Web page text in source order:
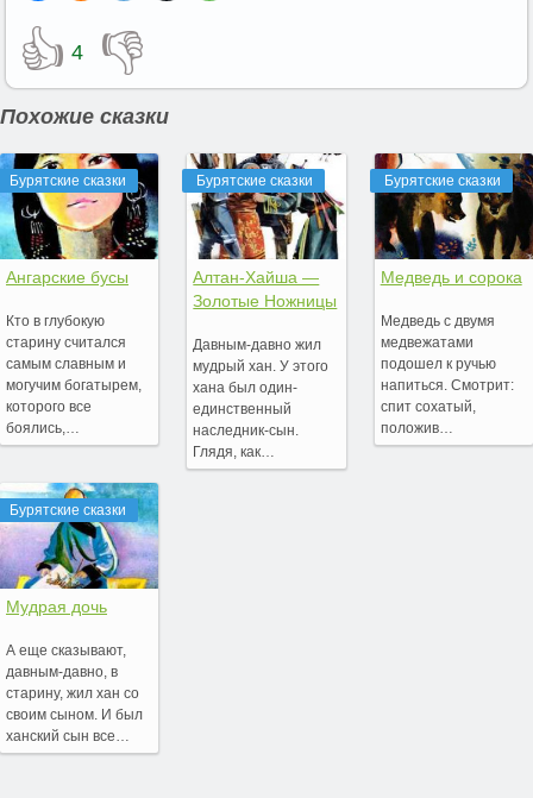
👍 4 👎
Похожие сказки
Бурятские сказки
Ангарские бусы
Кто в глубокую
старину считался
самым славным и
могучим богатырем,
которого все
боялись,…
Бурятские сказки
Мудрая дочь
А еще сказывают,
давным-давно, в
старину, жил хан со
своим сыном. И был
ханский сын все…
Бурятские сказки
Алтан-Хайша —
Золотые Ножницы
Давным-давно жил
мудрый хан. У этого
хана был один-
единственный
наследник-сын.
Глядя, как…
Бурятские сказки
Медведь и сорока
Медведь с двумя
медвежатами
подошел к ручью
напиться. Смотрит:
спит сохатый,
положив…